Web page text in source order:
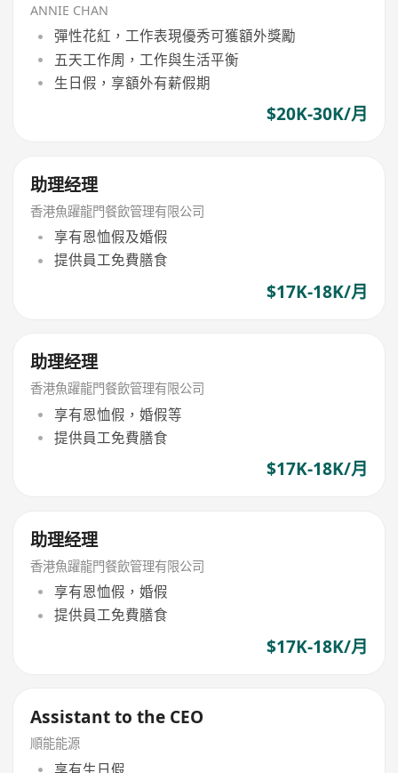
ANNIE CHAN
彈性花紅，工作表現優秀可獲額外獎勵
五天工作周，工作與生活平衡
生日假，享額外有薪假期
$20K-30K/月
助理经理
香港魚躍龍門餐飲管理有限公司
享有恩恤假及婚假
提供員工免費膳食
$17K-18K/月
助理经理
香港魚躍龍門餐飲管理有限公司
享有恩恤假，婚假等
提供員工免費膳食
$17K-18K/月
助理经理
香港魚躍龍門餐飲管理有限公司
享有恩恤假，婚假
提供員工免費膳食
$17K-18K/月
Assistant to the CEO
順能能源
享有生日假